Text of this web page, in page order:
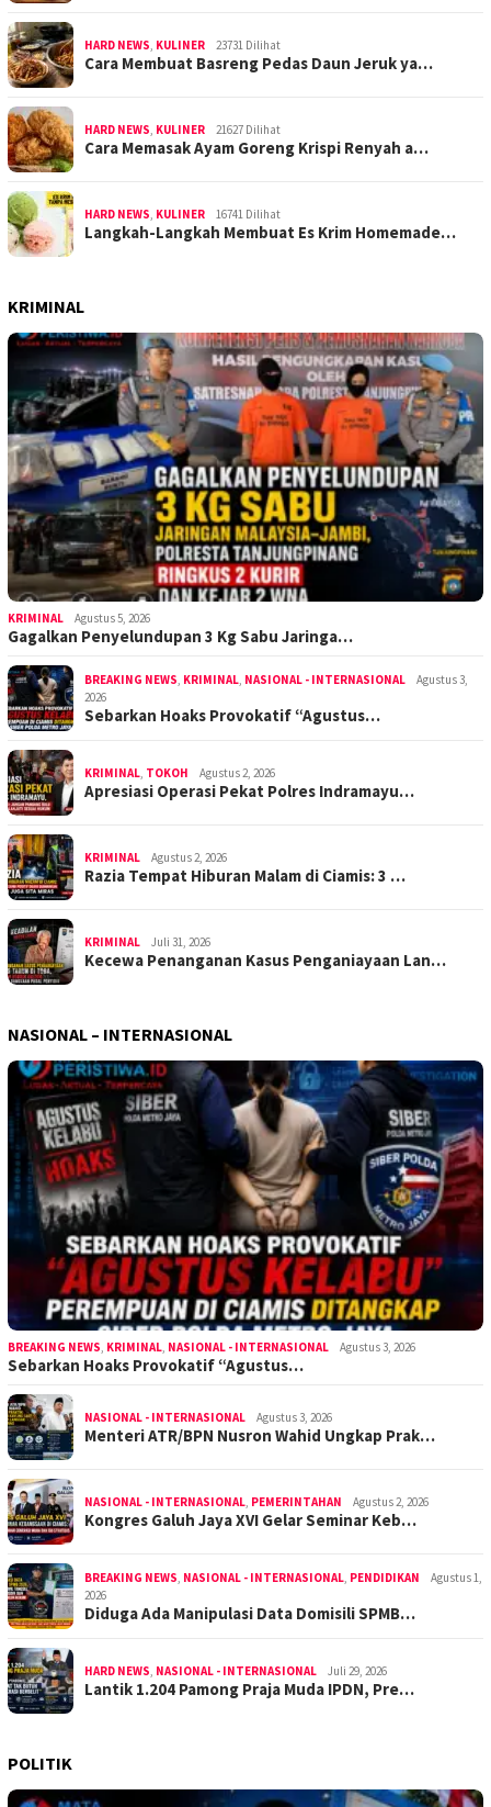
HARD NEWS KULINER 23731 Dilihat
Cara Membuat Basreng Pedas Daun Jeruk ya…
HARD NEWS KULINER 21627 Dilihat
Cara Memasak Ayam Goreng Krispi Renyah a…
HARD NEWS KULINER 16741 Dilihat
Langkah-Langkah Membuat Es Krim Homemade…
KRIMINAL
KRIMINAL Agustus 5, 2026
Gagalkan Penyelundupan 3 Kg Sabu Jaringa…
BREAKING NEWS, KRIMINAL, NASIONAL - INTERNASIONAL
Agustus 3,
2026
Sebarkan Hoaks Provokatif “Agustus…
KRIMINAL, TOKOH Agustus 2, 2026
Apresiasi Operasi Pekat Polres Indramayu…
KRIMINAL Agustus 2, 2026
Razia Tempat Hiburan Malam di Ciamis: 3 …
KRIMINAL Juli 31, 2026
Kecewa Penanganan Kasus Penganiayaan Lan…
NASIONAL – INTERNASIONAL
BREAKING NEWS, KRIMINAL, NASIONAL - INTERNASIONAL Agustus 3, 2026
Sebarkan Hoaks Provokatif “Agustus…
NASIONAL - INTERNASIONAL Agustus 3, 2026
Menteri ATR/BPN Nusron Wahid Ungkap Prak…
NASIONAL - INTERNASIONAL, PEMERINTAHAN Agustus 2, 2026
Kongres Galuh Jaya XVI Gelar Seminar Keb…
BREAKING NEWS, NASIONAL - INTERNASIONAL, PENDIDIKAN
Agustus 1,
2026
Diduga Ada Manipulasi Data Domisili SPMB…
HARD NEWS, NASIONAL - INTERNASIONAL Juli 29, 2026
Lantik 1.204 Pamong Praja Muda IPDN, Pre…
POLITIK